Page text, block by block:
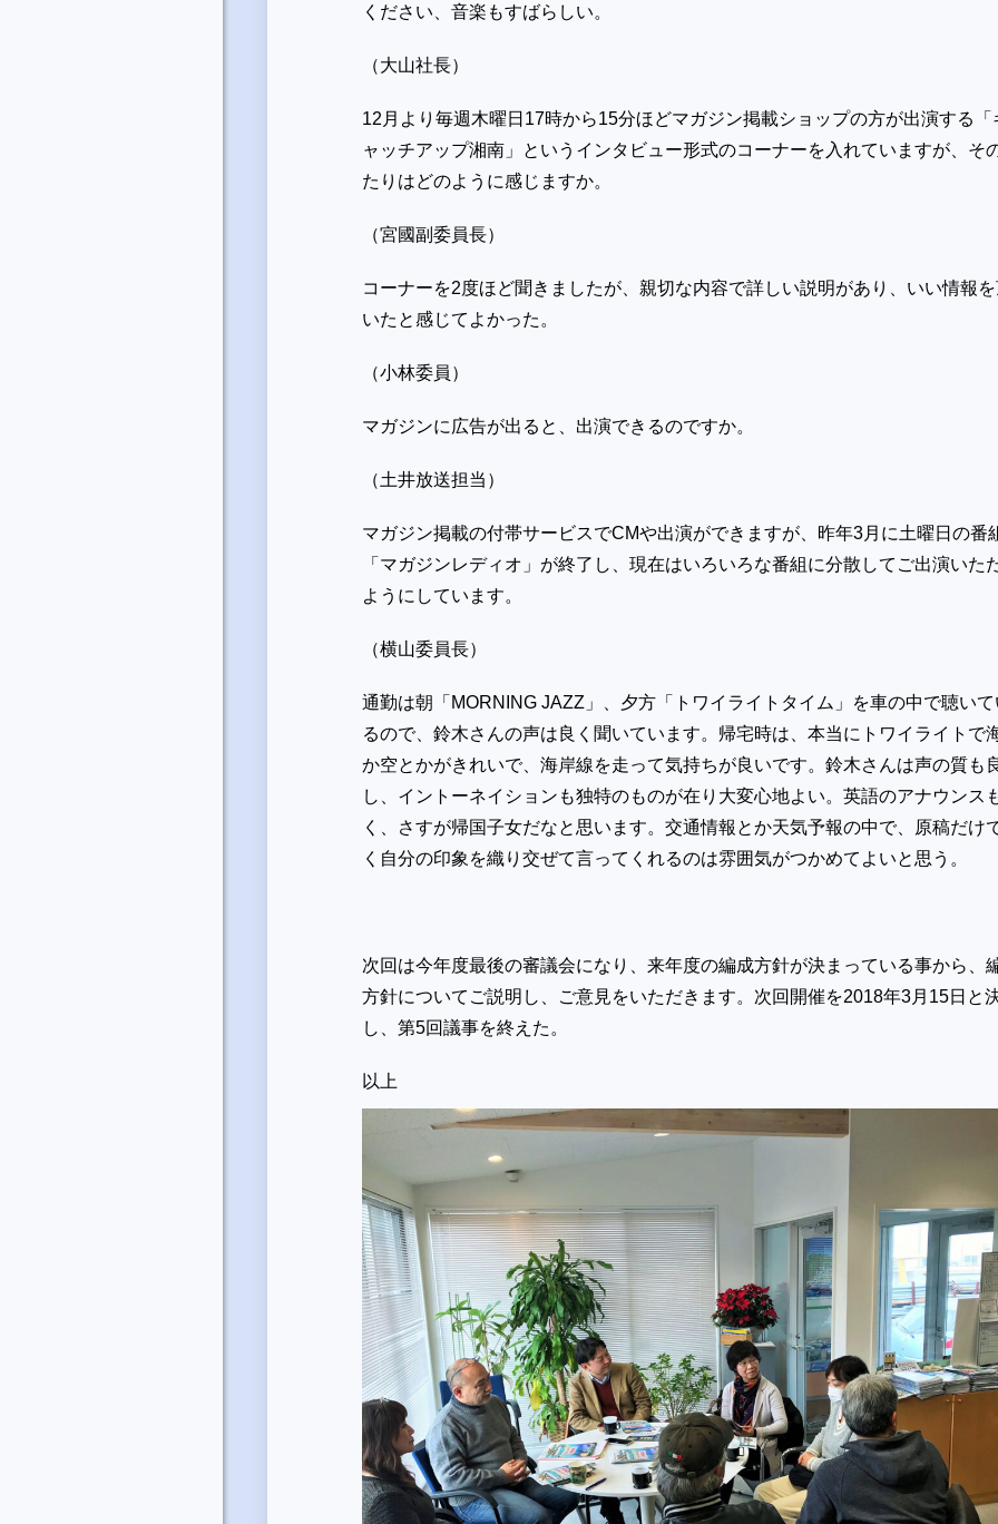
ください、音楽もすばらしい。
（大山社長）
12月より毎週木曜日 17時から15分ほどマガジン掲載ショップの方が出演する「
ャッチアップ湘南」というインタビュー形式のコーナーを入れていますが、そ
たりはどのように感じますか。
（宮國副委員長）
コーナーを2度ほど聞きましたが、親切な内容で詳しい説明があり、いい情報
いたと感じてよかった。
（小林委員）
マガジンに広告が出ると、出演できるのですか。
（土井放送担当）
マガジン掲載の付帯サービスでCMや出演ができますが、昨年3月に土曜日の番
「マガジンレディオ」が終了し、現在はいろいろな番組に分散してご出演いた
ようにしています。
（横山委員長）
通勤は朝「 MORNING JAZZ 」、夕方「トワイライトタイム」を車の中で聴いて
るので、鈴木さんの声は良く聞いています。帰宅時は、本当にトワイライトで
か空とかがきれいで、海岸線を走って気持ちが良いです。鈴木さんは声の質も
し、イントーネイションも独特のものが在り大変心地よい。英語のアナウンス
く、さすが帰国子女だなと思います。交通情報とか天気予報の中で、原稿だけ
く自分の印象を織り交ぜて言ってくれるのは雰囲気がつかめてよいと思う。
次回は今年度最後の審議会になり、来年度の編成方針が決まっている事から、
方針についてご説明し、ご意見をいただきます。次回開催を2018年3月15日と
し、第5回議事を終えた。
以上